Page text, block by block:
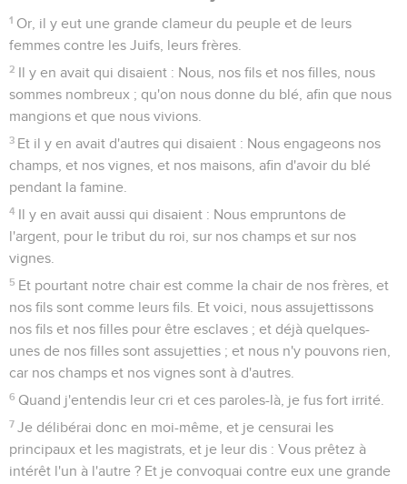
1 Or, il y eut une grande clameur du peuple et de leurs
femmes contre les Juifs, leurs frères.
2 Il y en avait qui disaient : Nous, nos fils et nos filles, nous
sommes nombreux ; qu'on nous donne du blé, afin que nous
mangions et que nous vivions.
3 Et il y en avait d'autres qui disaient : Nous engageons nos
champs, et nos vignes, et nos maisons, afin d'avoir du blé
pendant la famine.
4 Il y en avait aussi qui disaient : Nous empruntons de
l'argent, pour le tribut du roi, sur nos champs et sur nos
vignes.
5 Et pourtant notre chair est comme la chair de nos frères, et
nos fils sont comme leurs fils. Et voici, nous assujettissons
nos fils et nos filles pour être esclaves ; et déjà quelques-
unes de nos filles sont assujetties ; et nous n'y pouvons rien,
car nos champs et nos vignes sont à d'autres.
6 Quand j'entendis leur cri et ces paroles-là, je fus fort irrité.
7 Je délibérai donc en moi-même, et je censurai les
principaux et les magistrats, et je leur dis : Vous prêtez à
intérêt l'un à l'autre ? Et je convoquai contre eux une grande